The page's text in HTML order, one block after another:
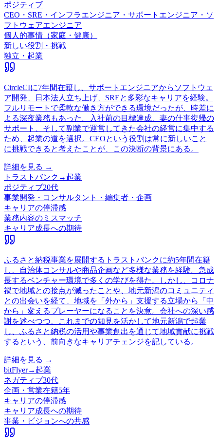
ポジティブ
CEO・SRE・インフラエンジニア・サポートエンジニア・ソ
フトウェアエンジニア
個人的事情（家庭・健康）
新しい役割・挑戦
独立・起業
CircleCIに7年間在籍し、サポートエンジニアからソフトウェ
ア開発、日本法人立ち上げ、SREと多彩なキャリアを経験。
フルリモートで柔軟な働き方ができる環境だったが、時差に
よる深夜業務もあった。入社前の目標達成、妻の仕事復帰の
サポート、そして副業で運営してきた会社の経営に集中する
ため、起業の道を選択。CEOという役割は常に新しいこと
に挑戦できると考えたことが、この決断の背景にある。
詳細を見る →
トラストバンク → 起業
ポジティブ20代
事業開発・コンサルタント・編集者・企画
キャリアの停滞感
業務内容のミスマッチ
キャリア成長への期待
ふるさと納税事業を展開するトラストバンクに約5年間在籍
し、自治体コンサルや商品企画など多様な業務を経験。急成
長するベンチャー環境で多くの学びを得た。しかし、コロナ
禍で地域との接点が減ったことや、地元新潟のコミュニティ
との出会いを経て、地域を「外から」支援する立場から「中
から」変えるプレーヤーになることを決意。会社への深い感
謝を述べつつ、これまでの知見を活かして地元新潟で起業
し、ふるさと納税の活用や事業創出を通じて地域貢献に挑戦
するという、前向きなキャリアチェンジを記している。
詳細を見る →
bitFlyer→ 起業
ネガティブ30代
企画・営業在籍5年
キャリアの停滞感
キャリア成長への期待
事業・ビジョンへの共感